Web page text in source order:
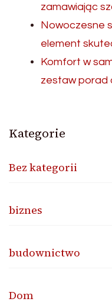
zamawiając
Nowoczesne
element
Komfort w
zestaw porad
Kategorie
Bez kategorii
biznes
budownictwo
Dom